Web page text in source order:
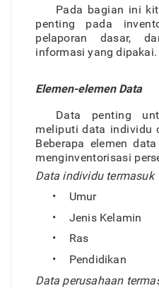
Pada bagian ini kit
penting pada
pelaporan dasar, da
informasi yang dipakai.
Elemen-elemen Data
Data penting
meliputidata individu
Beberapa elemen data
menginventorisasi
Data individu termasuk
•
Umur
•
Jenis Kelamin
•
Ras
•
Pendidikan
Data perusahaan